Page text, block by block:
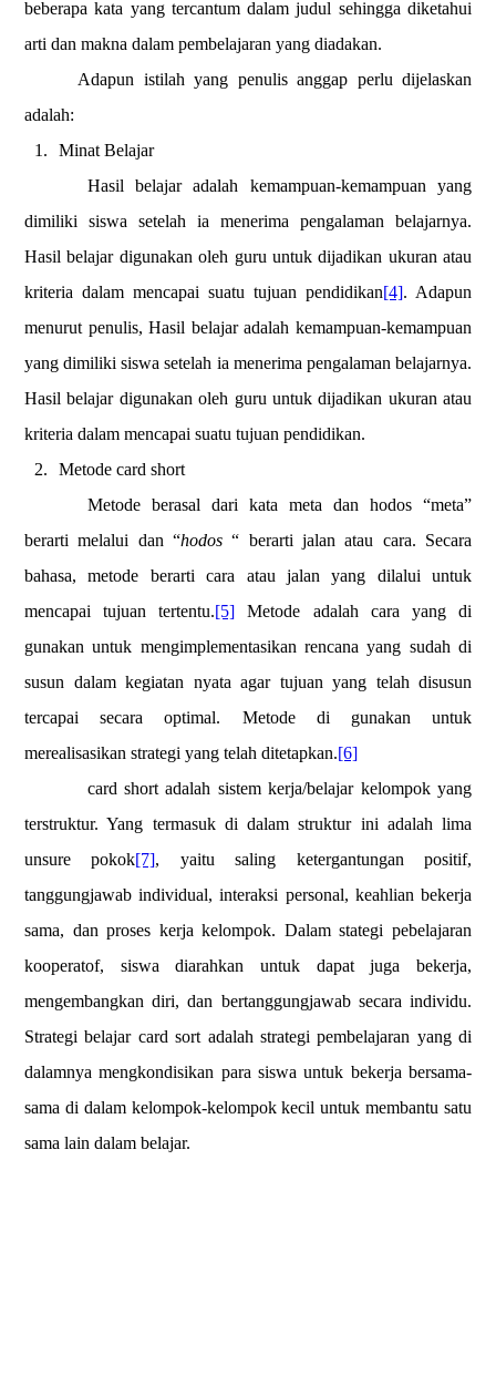
beberapa kata yang tercantum dalam judul sehingga diketahui
arti dan makna dalam pembelajaran yang diadakan.
Adapun istilah yang penulis anggap perlu dijelaskan
adalah:
1.
Minat Belajar
Hasil belajar adalah kemampuan-kemampuan yang
dimiliki siswa setelah ia menerima pengalaman belajarnya.
Hasil belajar digunakan oleh guru untuk dijadikan ukuran atau
kriteria dalam mencapai suatu tujuan pendidikan[4]. Adapun
menurut penulis, Hasil belajar adalah kemampuan-kemampuan
yang dimiliki siswa setelah ia menerima pengalaman belajarnya.
Hasil belajar digunakan oleh guru untuk dijadikan ukuran atau
kriteria dalam mencapai suatu tujuan pendidikan.
2.
Metode card short
Metode berasal dari kata meta dan hodos “meta”
berarti melalui dan “hodos “ berarti jalan atau cara. Secara
bahasa, metode berarti cara atau jalan yang dilalui untuk
mencapai tujuan tertentu.[5] Metode adalah cara yang di
gunakan untuk mengimplementasikan rencana yang sudah di
susun dalam kegiatan nyata agar tujuan yang telah disusun
tercapai secara optimal. Metode di gunakan untuk
merealisasikan strategi yang telah ditetapkan.[6]
card short adalah sistem kerja/belajar kelompok yang
terstruktur. Yang termasuk di dalam struktur ini adalah lima
unsure pokok[7], yaitu saling ketergantungan positif,
tanggungjawab individual, interaksi personal, keahlian bekerja
sama, dan proses kerja kelompok. Dalam stategi pebelajaran
kooperatof, siswa diarahkan untuk dapat juga bekerja,
mengembangkan diri, dan bertanggungjawab secara individu.
Strategi belajar card sort adalah strategi pembelajaran yang di
dalamnya mengkondisikan para siswa untuk bekerja bersama-
sama di dalam kelompok-kelompok kecil untuk membantu satu
sama lain dalam belajar.